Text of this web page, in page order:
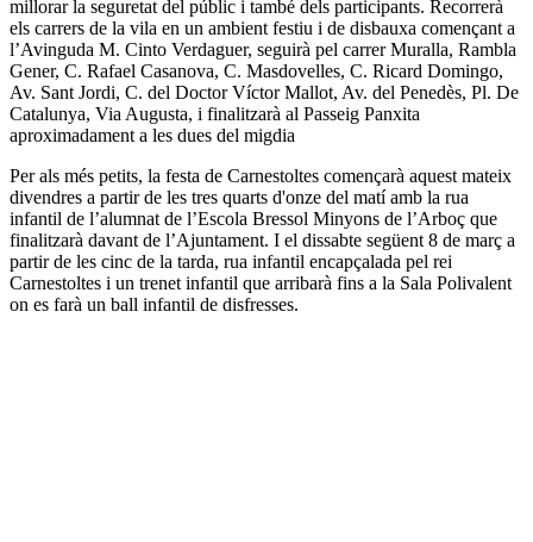
millorar la seguretat del públic i també dels participants. Recorrerà
els carrers de la vila en un ambient festiu i de disbauxa començant a
l’Avinguda M. Cinto Verdaguer, seguirà pel carrer Muralla, Rambla
Gener, C. Rafael Casanova, C. Masdovelles, C. Ricard Domingo,
Av. Sant Jordi, C. del Doctor Víctor Mallot, Av. del Penedès, Pl. De
Catalunya, Via Augusta, i finalitzarà al Passeig Panxita
aproximadament a les dues del migdia
Per als més petits, la festa de Carnestoltes començarà aquest mateix
divendres a partir de les tres quarts d'onze del matí amb la rua
infantil de l’alumnat de l’Escola Bressol Minyons de l’Arboç que
finalitzarà davant de l’Ajuntament. I el dissabte següent 8 de març a
partir de les cinc de la tarda, rua infantil encapçalada pel rei
Carnestoltes i un trenet infantil que arribarà fins a la Sala Polivalent
on es farà un ball infantil de disfresses.